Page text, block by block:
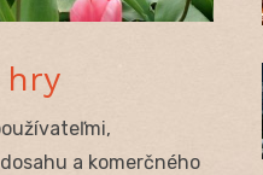
hry
a komerčného